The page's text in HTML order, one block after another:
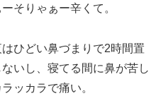
そりゃぁー辛くて。
ひどい鼻づまりで2時間置
いし、寝てる間に鼻が苦し
ッカラで痛い。